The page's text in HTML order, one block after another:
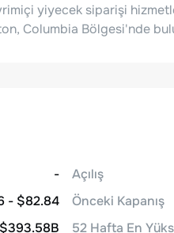
yiyecek siparişi
Columbia Bölgesi'nde
-
- $82.84
$393.58B
Açılış
Önceki Kapanış
52 Hafta En